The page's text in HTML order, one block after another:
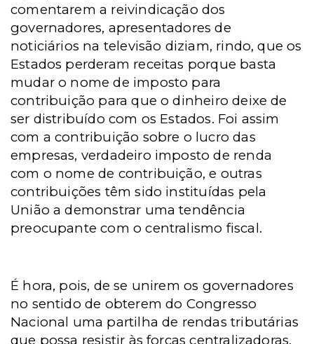
comentarem a reivindicação dos
governadores, apresentadores de
noticiários na televisão diziam, rindo, que os
Estados perderam receitas porque basta
mudar o nome de imposto para
contribuição para que o dinheiro deixe de
ser distribuído com os Estados. Foi assim
com a contribuição sobre o lucro das
empresas, verdadeiro imposto de renda
com o nome de contribuição, e outras
contribuições têm sido instituídas pela
União a demonstrar uma tendência
preocupante com o centralismo fiscal.
É hora, pois, de se unirem os governadores
no sentido de obterem do Congresso
Nacional uma partilha de rendas tributárias
que possa resistir às forças centralizadoras.